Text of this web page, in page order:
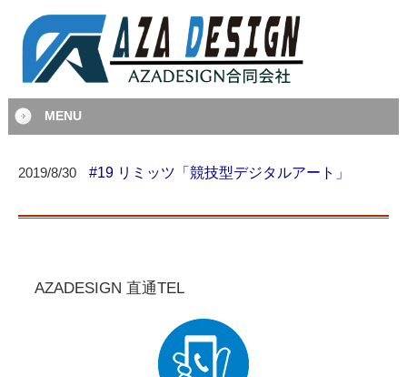
MENU
2019/8/30 #19 リミッツ「競技型デジタルアート」
AZADESIGN 直通TEL